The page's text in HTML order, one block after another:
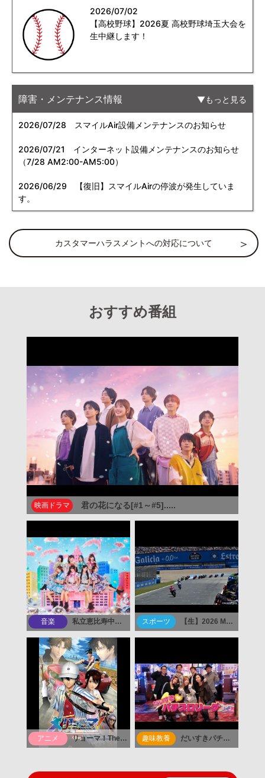
2026/07/02
【高校野球】2026夏 高校野球埼玉大会を
生中継します！
障害・メンテナンス情報 もっと見る
2026/07/28 スマイルAir設備メンテナンスのお知らせ
2026/07/21
インターネット設備メンテナンスのお知らせ
（7/28 AM2:00-AM5:00）
2026/06/29 【復旧】スマイルAirの停波が発生していま
す。
カスタマーハラスメントへの対応について
おすすめ番組